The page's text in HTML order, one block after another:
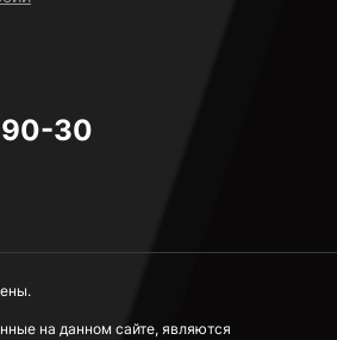
30
на данном сайте, являются